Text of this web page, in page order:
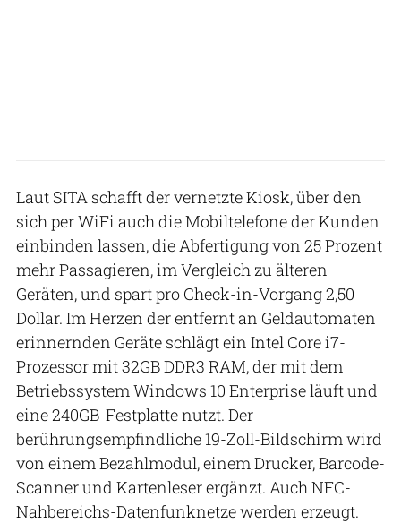
Laut SITA schafft der vernetzte Kiosk, über den
sich per WiFi auch die Mobiltelefone der Kunden
einbinden lassen, die Abfertigung von 25 Prozent
mehr Passagieren, im Vergleich zu älteren
Geräten, und spart pro Check-in-Vorgang 2,50
Dollar. Im Herzen der entfernt an Geldautomaten
erinnernden Geräte schlägt ein Intel Core i7-
Prozessor mit 32GB DDR3 RAM, der mit dem
Betriebssystem Windows 10 Enterprise läuft und
eine 240GB-Festplatte nutzt. Der
berührungsempfindliche 19-Zoll-Bildschirm wird
von einem Bezahlmodul, einem Drucker, Barcode-
Scanner und Kartenleser ergänzt. Auch NFC-
Nahbereichs-Datenfunknetze werden erzeugt.